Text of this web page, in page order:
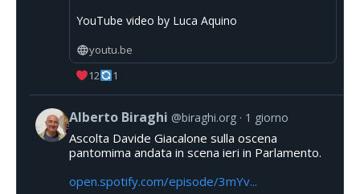
YouTube video by Luca Aquino
youtu.be
12
1
Alberto Biraghi @biraghi.org 1 giorno
Ascolta Davide Giacalone sulla oscena
pantomima andata in scena ieri in Parlamento.
open.spotify.com/episode/3mYv...